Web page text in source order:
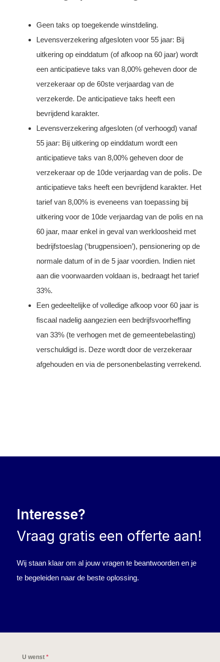
Geen taks op toegekende winstdeling.
Levensverzekering afgesloten voor 55 jaar: Bij
uitkering op einddatum (of afkoop na 60 jaar) wordt
een anticipatieve taks van 8,00% geheven door de
verzekeraar op de 60ste verjaardag van de
verzekerde. De anticipatieve taks heeft een
bevrijdend karakter.
Levensverzekering afgesloten (of verhoogd) vanaf
55 jaar: Bij uitkering op einddatum wordt een
anticipatieve taks van 8,00% geheven door de
verzekeraar op de 10de verjaardag van de polis. De
anticipatieve taks heeft een bevrijdend karakter. Het
tarief van 8,00% is eveneens van toepassing bij
uitkering voor de 10de verjaardag van de polis en na
60 jaar, maar enkel in geval van werkloosheid met
bedrijfstoeslag (‘brugpensioen’), pensionering op de
normale datum of in de 5 jaar voordien. Indien niet
aan die voorwaarden voldaan is, bedraagt het tarief
33%.
Een gedeeltelijke of volledige afkoop voor 60 jaar is
fiscaal nadelig aangezien een bedrijfsvoorheffing
van 33% (te verhogen met de gemeentebelasting)
verschuldigd is. Deze wordt door de verzekeraar
afgehouden en via de personenbelasting verrekend.
Interesse?
Vraag gratis een offerte aan!
Wij staan klaar om al jouw vragen te beantwoorden en je
te begeleiden naar de beste oplossing.
U wenst *